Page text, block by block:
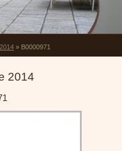
» B0000971
2014